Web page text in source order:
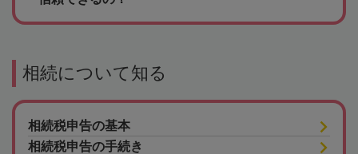
相続について知る
相続税申告の基本
相続税申告の手続き